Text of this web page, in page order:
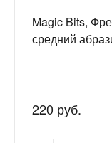
Magic Bits,
средний
220 руб.